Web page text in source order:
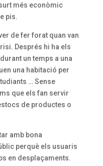
més econòmic
pis.
de fer forat quan van
Després hi ha els
un temps a una
una habitació per
… Sense
que els fan servir
de productes o
amb bona
perquè els usuaris
en desplaçaments.